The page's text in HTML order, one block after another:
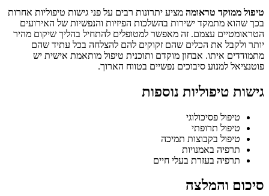
טיפול ממוקד טראומה מציע יתרונות רבים על פני גישות טיפוליות אחרות
בכך שהוא מתמקד ישירות בהשלכות הפיזיות והנפשיות של האירועים
הטראומטיים עצמם. זה מאפשר למטופלים להתחיל בהליך שיקום מהיר
יותר ולקבל את הכלים שהם זקוקים להם להצלחה בכל עתיד שהם
מתמודדים איתו. אבחון מוקדם ותוכנית טיפול מותאמת אישית יש
פוטנציאל למנוע סיבוכים נפשיים בטווח הארוך.
גישות טיפוליות נוספות
טיפול פסיכולוגי
טיפול תרופתי
טיפול בקבוצות תמיכה
תרפיה באמנויות
תרפיה בעזרת בעלי חיים
סיכום והמלצה